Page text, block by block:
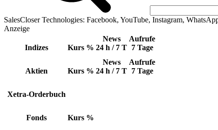
SalesCloser Technologies: Facebook, YouTube, Instagram,
Anzeige
Indizes Kurs %
News
24 h / 7 T
Aufrufe
7 Tage
Aktien Kurs %
News
24 h / 7 T
Aufrufe
7 Tage
Xetra-Orderbuch
Fonds Kurs %